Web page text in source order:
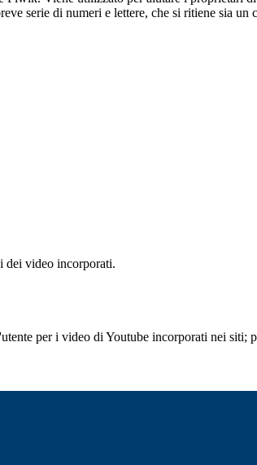
serie di numeri e lettere, che si ritiene sia
dei video incorporati.
per i video di Youtube incorporati nei